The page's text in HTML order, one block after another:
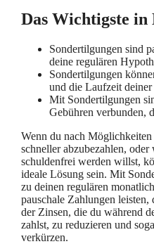
Das Wichtigste in
Sondertilgungen sind
deine regulären
Sondertilgungen
und die Laufzeit
Mit Sondertilgungen
Gebühren verbunden,
Wenn du nach
schneller abzubezahlen,
schuldenfrei werden willst,
ideale Lösung sein. Mit
zu deinen regulären
pauschale Zahlungen
der Zinsen, die du während
zahlst, zu reduzieren und
verkürzen.